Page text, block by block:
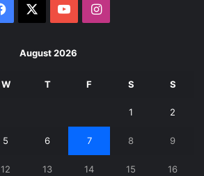
Facebook YouTubeInstagram
August 2026
W T F S S
1 2
5 6 7 8 9
12 13 14 15 16